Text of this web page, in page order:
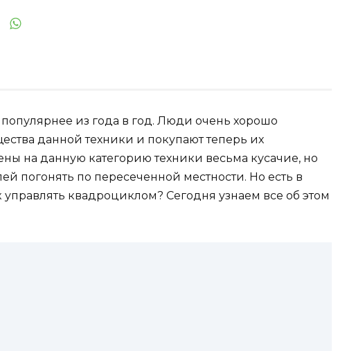
из года в год. Люди очень хорошо
данной техники и покупают теперь их
на данную категорию техники весьма кусачие, но
погонять по пересеченной местности. Но есть в
квадроциклом? Сегодня узнаем все об этом